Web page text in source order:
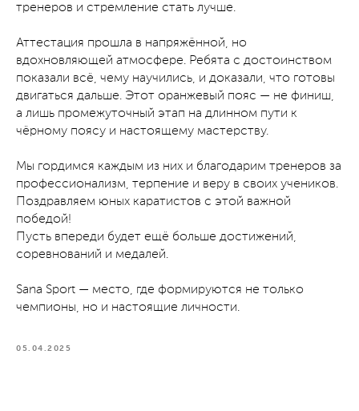
тренеров и стремление стать лучше.
Аттестация прошла в напряжённой, но
вдохновляющей атмосфере. Ребята с достоинством
показали всё, чему научились, и доказали, что готовы
двигаться дальше. Этот оранжевый пояс — не финиш,
а лишь промежуточный этап на длинном пути к
чёрному поясу и настоящему мастерству.
Мы гордимся каждым из них и благодарим тренеров за
профессионализм, терпение и веру в своих учеников.
Поздравляем юных каратистов с этой важной
победой!
Пусть впереди будет ещё больше достижений,
соревнований и медалей.
Sana Sport — место, где формируются не только
чемпионы, но и настоящие личности.
05.04.2025